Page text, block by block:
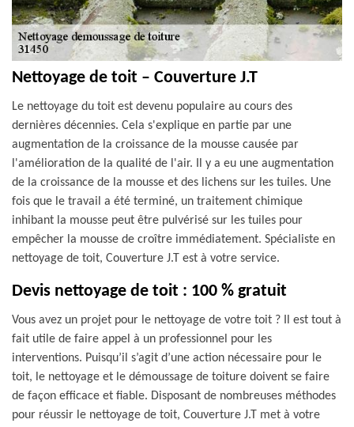
Nettoyage de toit – Couverture J.T
Le nettoyage du toit est devenu populaire au cours des
dernières décennies. Cela s'explique en partie par une
augmentation de la croissance de la mousse causée par
l'amélioration de la qualité de l'air. Il y a eu une augmentation
de la croissance de la mousse et des lichens sur les tuiles. Une
fois que le travail a été terminé, un traitement chimique
inhibant la mousse peut être pulvérisé sur les tuiles pour
empêcher la mousse de croître immédiatement. Spécialiste en
nettoyage de toit, Couverture J.T est à votre service.
Devis nettoyage de toit : 100 % gratuit
Vous avez un projet pour le nettoyage de votre toit ? Il est tout à
fait utile de faire appel à un professionnel pour les
interventions. Puisqu’il s’agit d’une action nécessaire pour le
toit, le nettoyage et le démoussage de toiture doivent se faire
de façon efficace et fiable. Disposant de nombreuses méthodes
pour réussir le nettoyage de toit, Couverture J.T met à votre